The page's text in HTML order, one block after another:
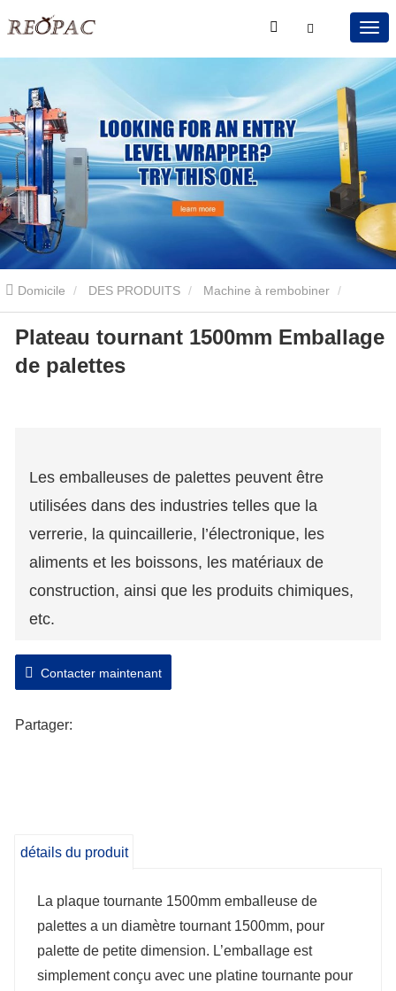
Domicile DES PRODUITS Machine à rembobiner
Emballeuse de palettes d’entrée de gamme Plateau tournant
1500mm Emballage de palettes
Plateau tournant 1500mm Emballage
de palettes
Les emballeuses de palettes peuvent être
utilisées dans des industries telles que la
verrerie, la quincaillerie, l’électronique, les
aliments et les boissons, les matériaux de
construction, ainsi que les produits chimiques,
etc.
l’humidité, à moindre coût d’emballage,
pertes de produits pendant le transport.
cycle d’emballage
Onduleur de vitesse réglable
Contacter maintenant
Partager:
détails du produit
La plaque tournante 1500mm emballeuse de
palettes a un diamètre tournant 1500mm, pour
palette de petite dimension. L’emballage est
simplement conçu avec une platine tournante pour